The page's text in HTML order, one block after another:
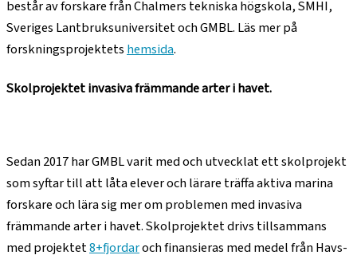
består av forskare från Chalmers tekniska högskola, SMHI,
Sveriges Lantbruksuniversitet och GMBL. Läs mer på
forskningsprojektetshemsida.
Skolprojektet invasiva främmande arter i havet.
Sedan 2017 har GMBL varit med och utvecklat ett skolprojekt
som syftar till att låta elever och lärare träffa aktiva marina
forskare och lära sig mer om problemen med invasiva
främmande arter i havet. Skolprojektet drivs tillsammans
med projektet8+fjordaroch finansieras med medel från Havs-